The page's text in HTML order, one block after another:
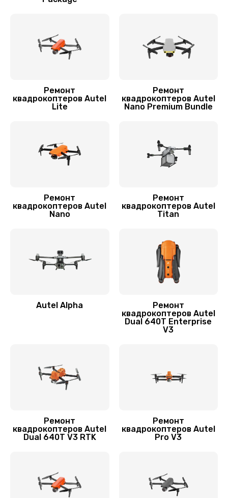
Заказать
1600 руб.
Ремонт камеры
1400 руб.
Ремонт
квадрокоптеров Autel
Lite
Ремонт
квадрокоптеров Autel
Nano Premium Bundle
Ремонт
квадрокоптеров Autel
Nano
Ремонт
квадрокоптеров Autel
Titan
Autel Alpha
Ремонт
квадрокоптеров Autel
Dual 640T Enterprise
V3
Ремонт
квадрокоптеров Autel
Dual 640T V3 RTK
Ремонт
квадрокоптеров Autel
Pro V3